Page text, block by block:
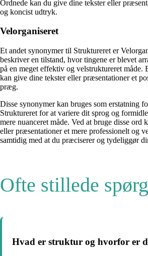
Ordnede kan du give dine tekster eller
og koncist udtryk.
Velorganiseret
Et andet synonymer til Struktureret er
beskriver en tilstand, hvor tingene er blevet
på en meget effektiv og velstruktureret måde.
kan give dine tekster eller præsentationer et
præg.
Disse synonymer kan bruges som erstatning
Struktureret for at variere dit sprog og
mere nuanceret måde. Ved at bruge disse ord
eller præsentationer et mere professionelt og
samtidig med at du præciserer og tydeliggør
Ofte stillede
Hvad er struktur og hvorfor er